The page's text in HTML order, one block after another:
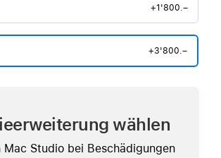
+1'800.–
+3'800.–
wählen
Mac Studio bei Beschädigungen